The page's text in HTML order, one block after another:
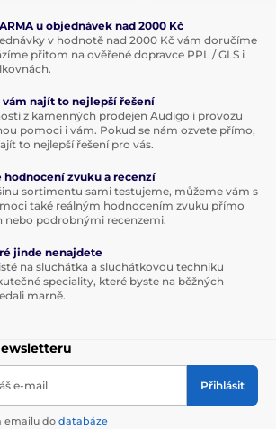
u objednávek nad 2000 Kč
v hodnotě nad 2000 Kč vám doručíme
přitom na ověřené dopravce PPL / GLS i
najít to nejlepší řešení
z kamenných prodejen Audigo i provozu
pomoci i vám. Pokud se nám ozvete přímo,
to nejlepší řešení pro vás.
hodnocení zvuku a recenzí
sortimentu sami testujeme, můžeme vám s
také reálným hodnocením zvuku přímo
nebo podrobnými recenzemi.
jinde nenajdete
na sluchátka a sluchátkovou techniku
speciality, které byste na běžných
marně.
e-mail Přihlásit
emailu do databáze